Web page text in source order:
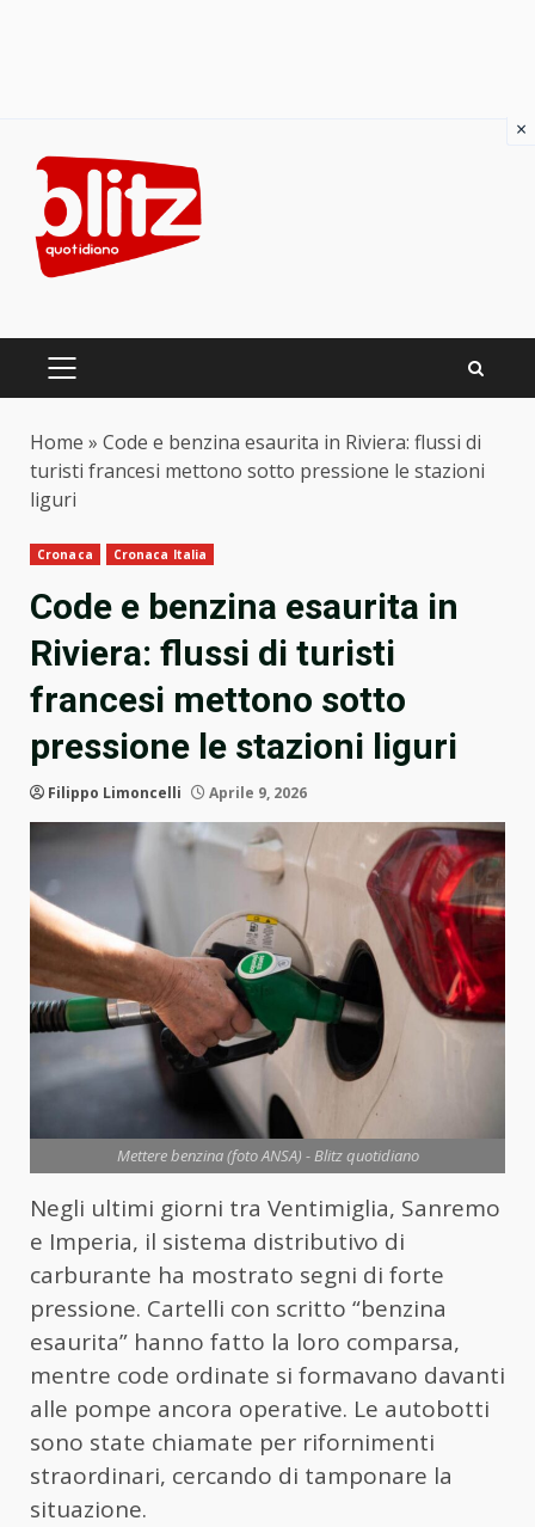
content
PRIMARY
Home » Code e benzina esaurita in Riviera: flussi di
turisti francesi mettono sotto pressione le stazioni
liguri
Cronaca Cronaca Italia
Code e benzina esaurita in
Riviera: flussi di turisti
francesi mettono sotto
pressione le stazioni liguri
Filippo Limoncelli Aprile 9, 2026
Mettere benzina (foto ANSA) - Blitz quotidiano
Negli ultimi giorni tra Ventimiglia, Sanremo
e Imperia, il sistema distributivo di
carburante ha mostrato segni di forte
pressione. Cartelli con scritto “benzina
esaurita” hanno fatto la loro comparsa,
mentre code ordinate si formavano davanti
alle pompe ancora operative. Le autobotti
sono state chiamate per rifornimenti
straordinari, cercando di tamponare la
situazione.
×